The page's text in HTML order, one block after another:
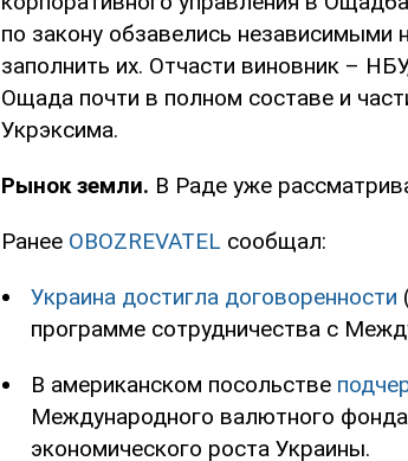
по закону обзавелись независимыми
заполнить их. Отчасти виновник –
Ощада почти в полном составе и
Укрэксима.
Рынок земли. В Раде уже
Ранее OBOZREVATEL сообщал:
Украина достигла договоренности
программе сотрудничества с
В американском посольстве
Международного валютного
экономического роста Украины.